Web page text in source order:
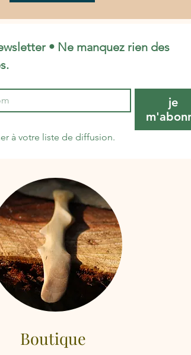
• Ne manquez rien des
je
à votre liste de diffusion.
Boutique